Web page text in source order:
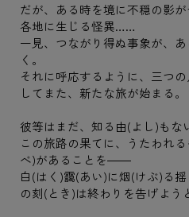
だが、ある時を境に不穏の影が
各地に生じる怪異……
一見、つながり得ぬ事象が、
く。
それに呼応するように、三つ
してまた、新たな旅が始まる。
彼等はまだ、知る由(よし)もな
この旅路の果てに、うたわれ
べ)があることを――
白(はく)靄(あい)に烟(けぶ)る
の刻(とき)は終わりを告げよう